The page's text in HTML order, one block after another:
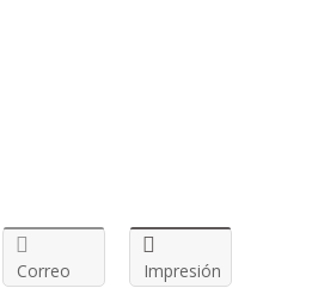
Correo Impresión